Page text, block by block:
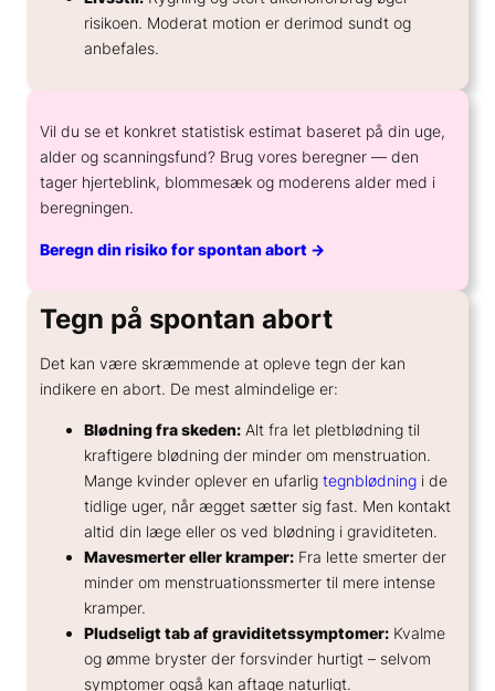
risikoen. Moderat motion er derimod sundt og
anbefales.
Vil du se et konkret statistisk estimat baseret på din uge,
alder og scanningsfund? Brug vores beregner — den
tager hjerteblink, blommesæk og moderens alder med i
beregningen.
Beregn din risiko for spontan abort →
Tegn på spontan abort
Det kan være skræmmende at opleve tegn der kan
indikere en abort. De mest almindelige er:
Blødning fra skeden: Alt fra let pletblødning til
kraftigere blødning der minder om menstruation.
Mange kvinder oplever en ufarlig tegnblødning i de
tidlige uger, når ægget sætter sig fast. Men kontakt
altid din læge eller os ved blødning i graviditeten.
Mavesmerter eller kramper: Fra lette smerter der
minder om menstruationssmerter til mere intense
kramper.
Pludseligt tab af graviditetssymptomer: Kvalme
og ømme bryster der forsvinder hurtigt – selvom
symptomer også kan aftage naturligt.